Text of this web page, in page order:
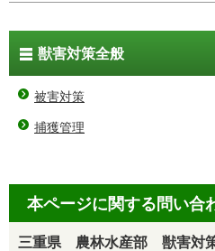
獣害対策全般
被害対策
捕獲管理
本ページに関する問い合
三重県 農林水産部 獣害対